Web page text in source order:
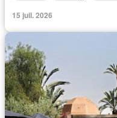
15 juil. 2026